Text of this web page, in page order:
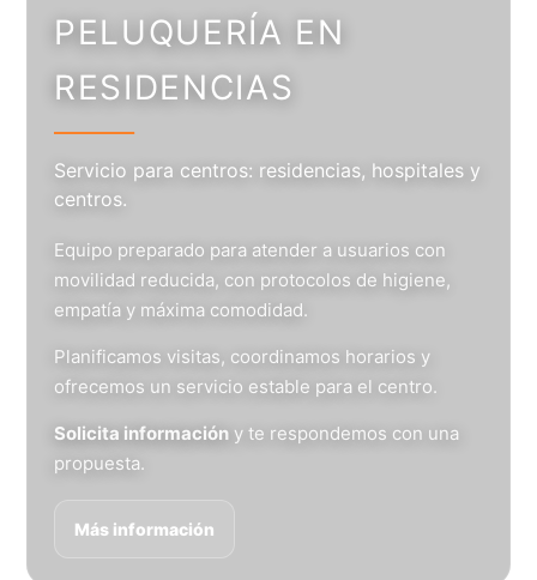
PELUQUERÍA EN
RESIDENCIAS
Servicio para centros: residencias, hospitales y
centros.
Equipo preparado para atender a usuarios con
movilidad reducida, con protocolos de higiene,
empatía y máxima comodidad.
Planificamos visitas, coordinamos horarios y
ofrecemos un servicio estable para el centro.
Solicita información y te respondemos con una
propuesta.
Más información